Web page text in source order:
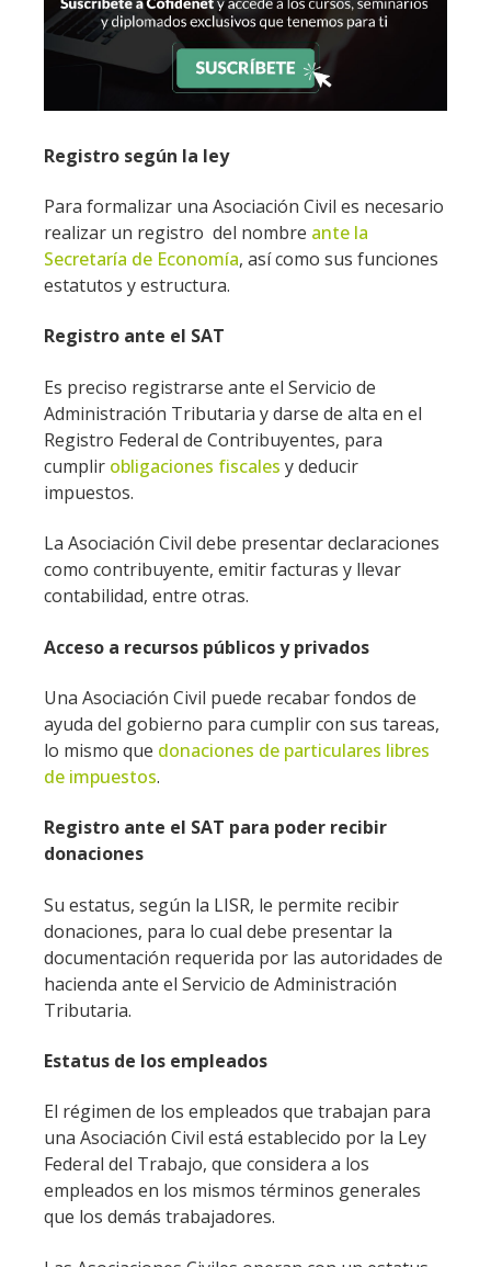
Registro según la ley
Para formalizar una Asociación Civil es necesario
realizar un registro del nombre ante la
Secretaría de Economía, así como sus funciones
estatutos y estructura.
Registro ante el SAT
Es preciso registrarse ante el Servicio de
Administración Tributaria y darse de alta en el
Registro Federal de Contribuyentes, para
cumplir obligaciones fiscales y deducir
impuestos.
La Asociación Civil debe presentar declaraciones
como contribuyente, emitir facturas y llevar
contabilidad, entre otras.
Acceso a recursos públicos y privados
Una Asociación Civil puede recabar fondos de
ayuda del gobierno para cumplir con sus tareas,
lo mismo que donaciones de particulares libres
de impuestos.
Registro ante el SAT para poder recibir
donaciones
Su estatus, según la LISR, le permite recibir
donaciones, para lo cual debe presentar la
documentación requerida por las autoridades de
hacienda ante el Servicio de Administración
Tributaria.
Estatus de los empleados
El régimen de los empleados que trabajan para
una Asociación Civil está establecido por la Ley
Federal del Trabajo, que considera a los
empleados en los mismos términos generales
que los demás trabajadores.